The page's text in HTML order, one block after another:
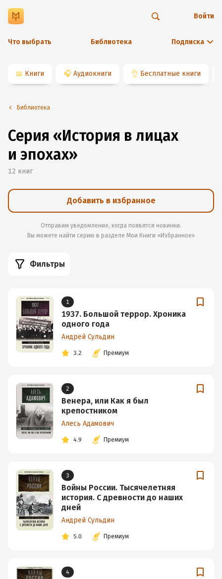
Что выбрать Библиотека Подписка
Войти
📖 Книги 🎧 Аудиокниги 👌 Бесплатные книги
Библиотека
Серия «История в лицах
и эпохах»
12 книг
Добавить в избранное
Отправим уведомление, когда появятся новинки.
Вы можете найти серию в разделе Мои Книги «Избранное»
Фильтры
1
1937. Большой террор. Хроника
одного года
Андрей Сульдин
3.2 Премиум
2
Венера, или Как я был
крепостником
Алесь Адамович
4.9 Премиум
3
Войны России. Тысячелетняя
история. С древности до наших
дней
Андрей Сульдин
5.0 Премиум
4